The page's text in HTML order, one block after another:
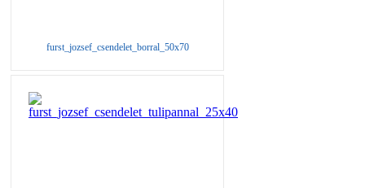
furst_jozsef_csendelet_borral_50x70